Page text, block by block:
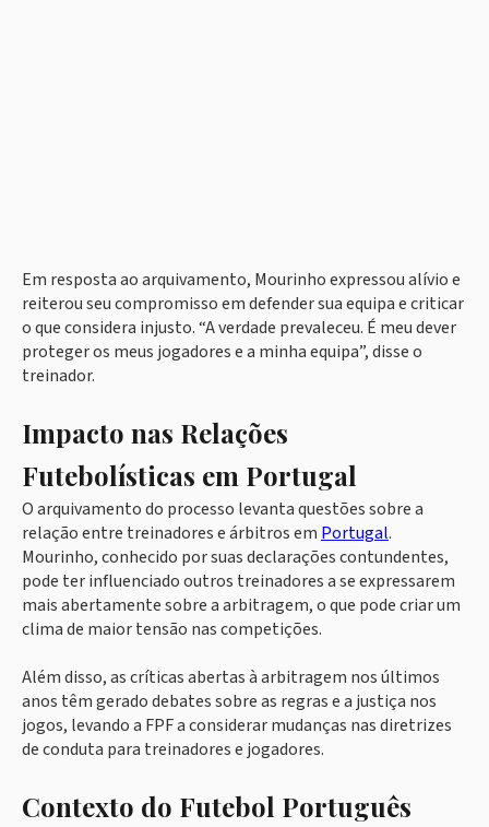
Em resposta ao arquivamento, Mourinho expressou alívio e
reiterou seu compromisso em defender sua equipa e criticar
o que considera injusto. “A verdade prevaleceu. É meu dever
proteger os meus jogadores e a minha equipa”, disse o
treinador.
Impacto nas Relações
Futebolísticas em Portugal
O arquivamento do processo levanta questões sobre a
relação entre treinadores e árbitros em Portugal.
Mourinho, conhecido por suas declarações contundentes,
pode ter influenciado outros treinadores a se expressarem
mais abertamente sobre a arbitragem, o que pode criar um
clima de maior tensão nas competições.
Além disso, as críticas abertas à arbitragem nos últimos
anos têm gerado debates sobre as regras e a justiça nos
jogos, levando a FPF a considerar mudanças nas diretrizes
de conduta para treinadores e jogadores.
Contexto do Futebol Português